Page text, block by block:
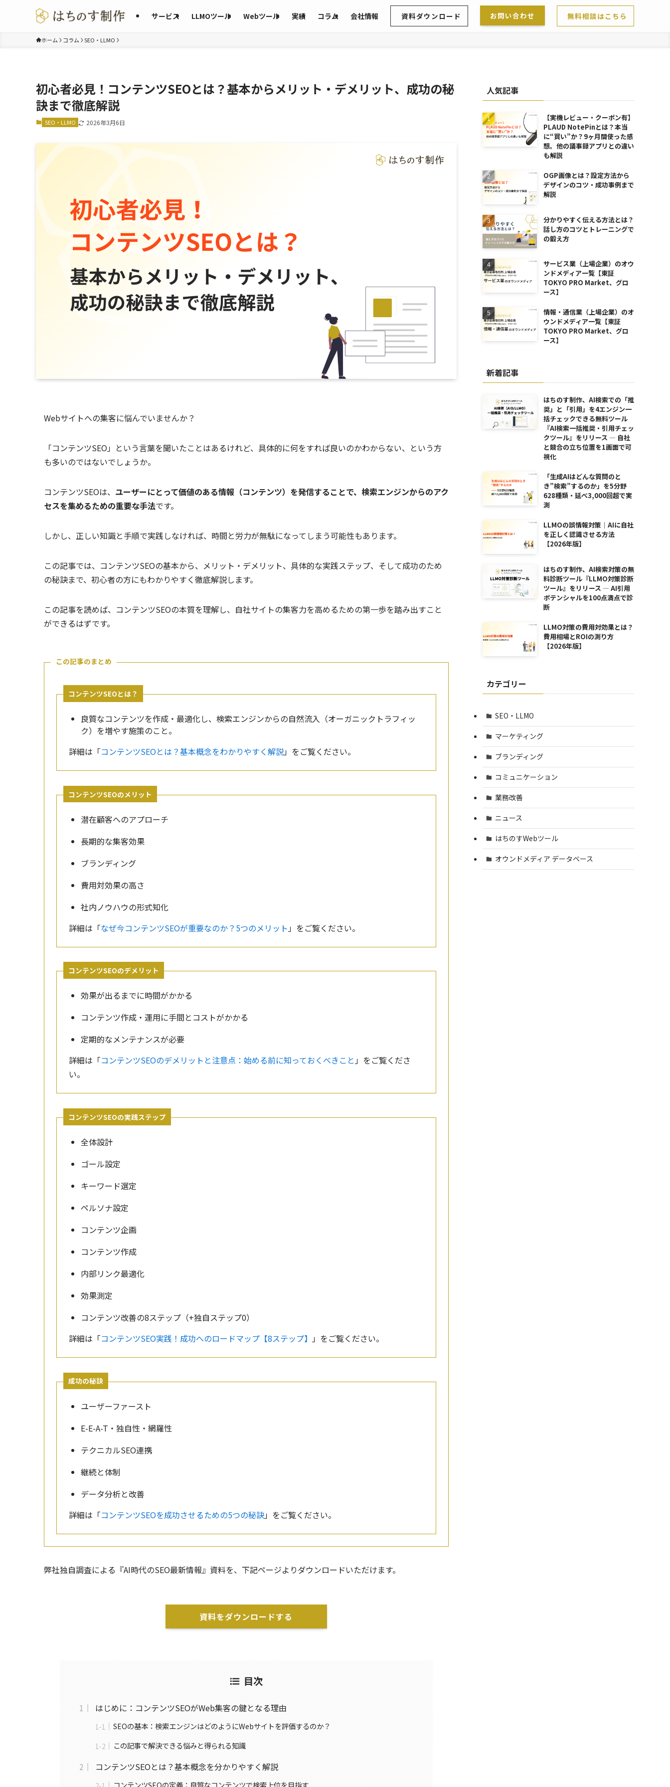
サービス LLMOツール Webツール 実績 コラム 会社情報 資料ダウンロード お問い合わせ 無料相談はこちら
ホーム コラム SEO・LLMO
初心者必見！コンテンツSEOとは？基本からメリット・デメリット、成功の秘
訣まで徹底解説
SEO・LLMO 2026年3月6日
Webサイトへの集客に悩んでいませんか？
「コンテンツSEO」という言葉を聞いたことはあるけれど、具体的に何をすれば良いのかわからない、という方
も多いのではないでしょうか。
コンテンツSEOは、 ユーザーにとって価値のある情報（コンテンツ）を発信することで、検索エンジンからのアク
セスを集めるための重要な手法です。
しかし、正しい知識と手順で実践しなければ、時間と労力が無駄になってしまう可能性もあります。
この記事では、コンテンツSEOの基本から、メリット・デメリット、具体的な実践ステップ、そして成功のため
の秘訣まで、初心者の方にもわかりやすく徹底解説します。
この記事を読めば、コンテンツSEOの本質を理解し、自社サイトの集客力を高めるための第一歩を踏み出すこと
ができるはずです。
この記事のまとめ
コンテンツSEOとは？
良質なコンテンツを作成・最適化し、検索エンジンからの自然流入（オーガニックトラフィッ
ク）を増やす施策のこと。
詳細は「コンテンツSEOとは？基本概念をわかりやすく解説」をご覧ください。
コンテンツSEOのメリット
潜在顧客へのアプローチ
長期的な集客効果
ブランディング
費用対効果の高さ
社内ノウハウの形式知化
詳細は「なぜ今コンテンツSEOが重要なのか？5つのメリット 」をご覧ください。
コンテンツSEOのデメリット
効果が出るまでに時間がかかる
コンテンツ作成・運用に手間とコストがかかる
定期的なメンテナンスが必要
詳細は「コンテンツSEOのデメリットと注意点：始める前に知っておくべきこと」をご覧くださ
い。
コンテンツSEOの実践ステップ
全体設計
ゴール設定
キーワード選定
ペルソナ設定
コンテンツ企画
コンテンツ作成
内部リンク最適化
効果測定
コンテンツ改善の8ステップ（+独自ステップ0）
詳細は「コンテンツSEO実践！成功へのロードマップ【8ステップ】 」をご覧ください。
成功の秘訣
ユーザーファースト
E-E-A-T・独自性・網羅性
テクニカルSEO連携
継続と体制
データ分析と改善
詳細は「コンテンツSEOを成功させるための5つの秘訣」をご覧ください。
弊社独自調査による『AI時代のSEO最新情報』資料を、下記ページよりダウンロードいただけます。
資料をダウンロードする
目次
はじめに：コンテンツSEOがWeb集客の鍵となる理由
SEOの基本：検索エンジンはどのようにWebサイトを評価するのか？
この記事で解決できる悩みと得られる知識
コンテンツSEOとは？基本概念を分かりやすく解説
人気記事
【実機レビュー・クーポン有】
PLAUD NotePinとは？本当
に“買い”か？9ヶ月間使った感
想。他の議事録アプリとの違い
も解説
OGP画像とは？設定方法から
デザインのコツ・成功事例まで
解説
分かりやすく伝える方法とは？
話し方のコツとトレーニングで
の鍛え方
サービス業（上場企業）のオウ
ンドメディア一覧【東証
TOKYO PRO Market、グロ
ース】
情報・通信業（上場企業）のオ
ウンドメディア一覧【東証
TOKYO PRO Market、グロ
ース】
新着記事
はちのす制作、AI検索での「推
奨」と「引用」を4エンジン一
括チェックできる無料ツール
『AI検索一括推奨・引用チェッ
クツール』をリリース ― 自社
と競合の立ち位置を1画面で可
視化
「生成AIはどんな質問のと
き”検索”するのか」を5分野
628種類・延べ3,000回超で実
測
LLMOの誤情報対策｜AIに自社
を正しく認識させる方法
【2026年版】
はちのす制作、AI検索対策の無
料診断ツール『LLMO対策診断
ツール』をリリース ― AI引用
ポテンシャルを100点満点で診
断
LLMO対策の費用対効果とは？
費用相場とROIの測り方
【2026年版】
カテゴリー
SEO・LLMO
マーケティング
ブランディング
コミュニケーション
業務改善
ニュース
はちのすWebツール
オウンドメディア データベース